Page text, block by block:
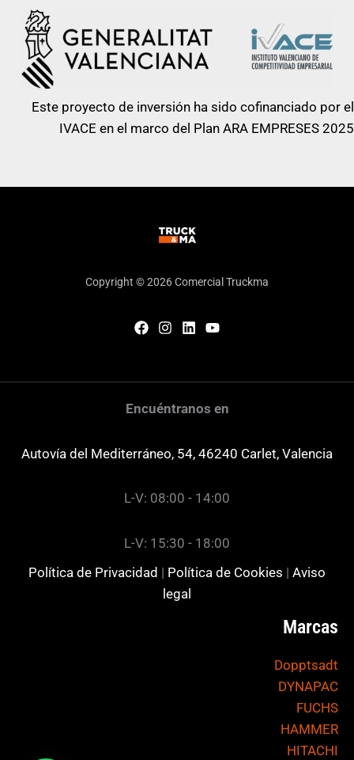
Este proyecto de inversión ha sido cofinanciado por el
IVACE en el marco del Plan ARA EMPRESES 2025
Copyright © 2026 Comercial Truckma
Encuéntranos en
Autovía del Mediterráneo, 54, 46240 Carlet, Valencia
L-V: 08:00 - 14:00
L-V: 15:30 - 18:00
Política de Privacidad | Política de Cookies | Aviso
legal
Marcas
Dopptsadt
DYNAPAC
FUCHS
HAMMER
HITACHI